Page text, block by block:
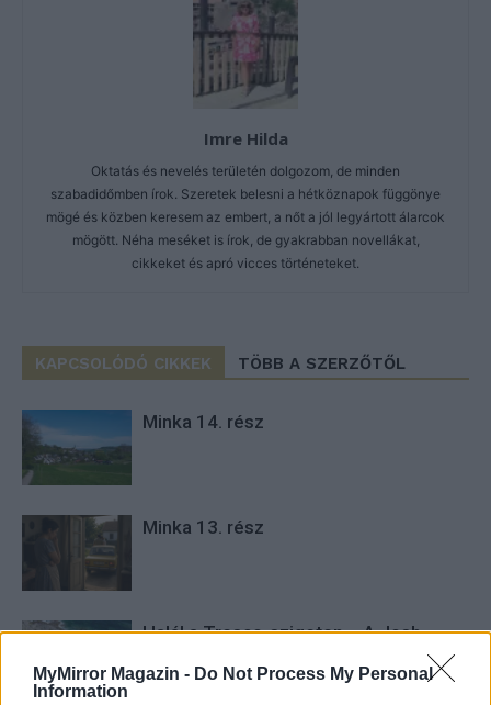
MyMirror Magazin - Do Not Process My Personal
Information
Imre Hilda
Oktatás és nevelés területén dolgozom, de minden
szabadidőmben írok. Szeretek belesni a hétköznapok függönye
mögé és közben keresem az embert, a nőt a jól legyártott álarcok
mögött. Néha meséket is írok, de gyakrabban novellákat,
cikkeket és apró vicces történeteket.
KAPCSOLÓDÓ CIKKEK TÖBB A SZERZŐTŐL
Minka 14. rész
Minka 13. rész
Halál a Tresco-szigeten – A Josh